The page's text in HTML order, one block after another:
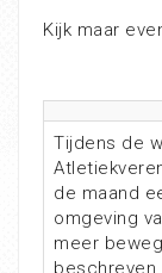
Kijk maar
Tijdens de
de maand
omgeving
meer